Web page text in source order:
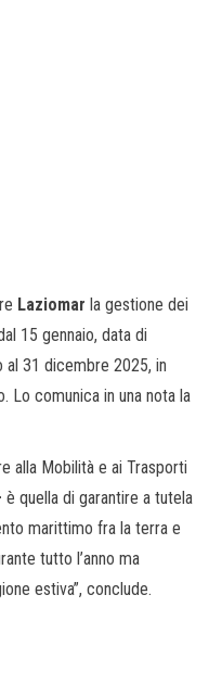
Laziomar la gestione dei
15 gennaio, data di
31 dicembre 2025, in
Lo comunica in una nota la
alla Mobilità e ai Trasporti
è quella di garantire a tutela
marittimo fra la terra e
tutto l’anno ma
estiva”, conclude.